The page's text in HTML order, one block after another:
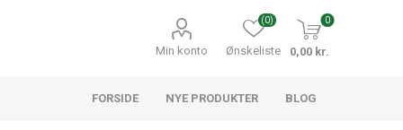
Min konto Ønskeliste
(0) 0
0,00 kr.
FORSIDE NYE PRODUKTER BLOG